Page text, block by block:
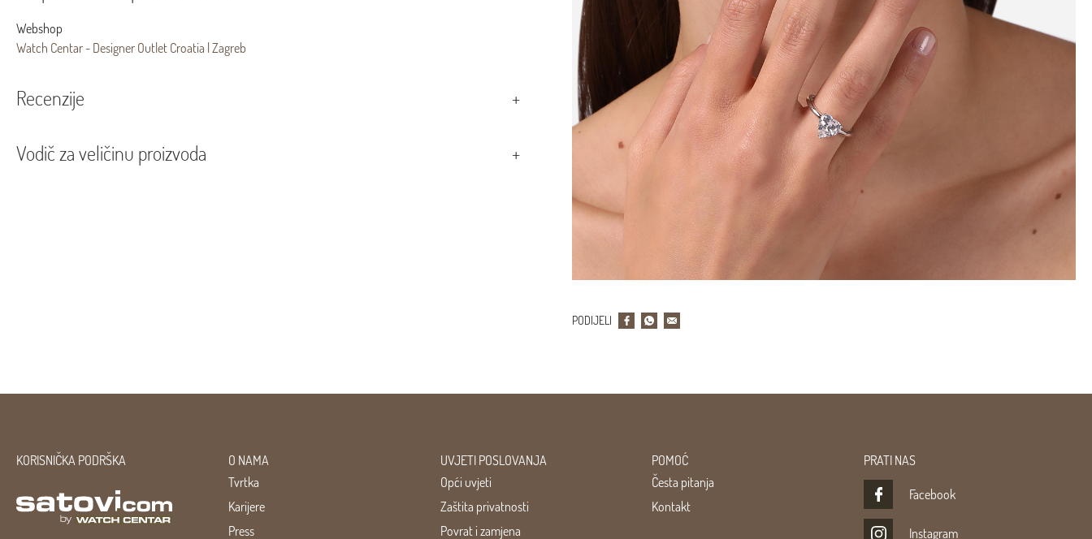
Webshop
Watch Centar - Designer Outlet Croatia | Zagreb
Recenzije
Vodič za veličinu proizvoda
PODIJELI
KORISNIČKA PODRŠKA
O NAMA
Tvrtka
Karijere
Press
UVJETI POSLOVANJA
Opći uvjeti
Zaštita privatnosti
Povrat i zamjena
POMOĆ
Česta pitanja
Kontakt
PRATI NAS
Facebook
Instagram